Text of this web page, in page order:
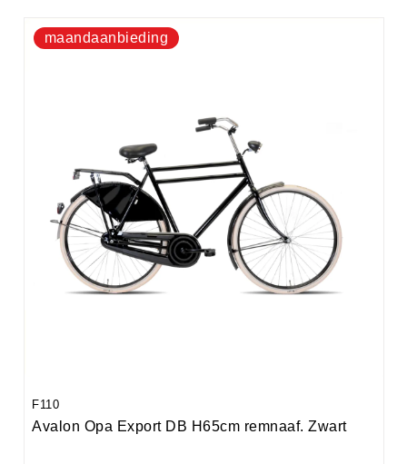
F110
Avalon Opa Export DB H65cm remnaaf. Zwart
maandaanbieding